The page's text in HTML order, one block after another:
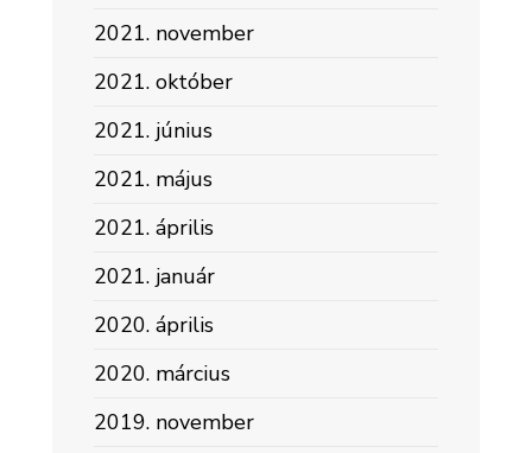
2021. november
2021. október
2021. június
2021. május
2021. április
2021. január
2020. április
2020. március
2019. november